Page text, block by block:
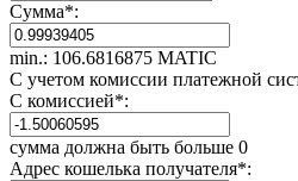
Сумма*:
min.: 106.6816875 MATIC
С учетом комиссии платежной
С комиссией*:
сумма должна быть больше 0
Адрес кошелька получателя*: